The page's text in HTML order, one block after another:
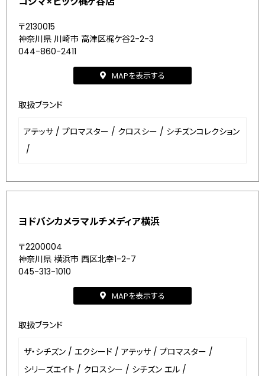
〒2130015
神奈川県 川崎市 高津区梶ケ谷2-2-3
044-860-2411
MAPを表示する
取扱ブランド
アテッサ / プロマスター / クロスシー / シチズンコレクション
/
ヨドバシカメラマルチメディア横浜
〒2200004
神奈川県 横浜市 西区北幸1-2-7
045-313-1010
MAPを表示する
取扱ブランド
ザ・シチズン / エクシード / アテッサ / プロマスター /
シリーズエイト / クロスシー / シチズン エル /